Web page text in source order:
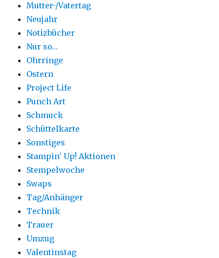
Mutter-/Vatertag
Neujahr
Notizbücher
Nur so…
Ohrringe
Ostern
Project Life
Punch Art
Schmuck
Schüttelkarte
Sonstiges
Stampin' Up! Aktionen
Stempelwoche
Swaps
Tag/Anhänger
Technik
Trauer
Umzug
Valentinstag